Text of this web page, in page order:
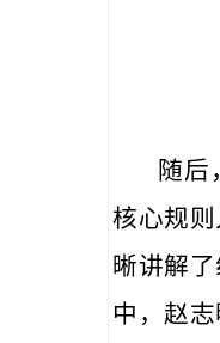
随后
核心规则
晰讲解
中，赵